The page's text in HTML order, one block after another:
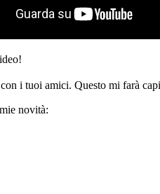
i tuoi amici. Questo mi farà
novità: